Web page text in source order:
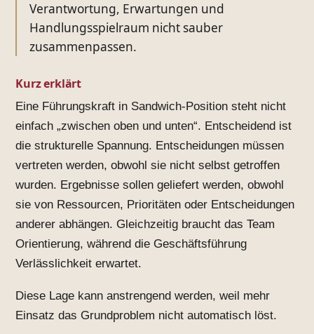
Verantwortung, Erwartungen und
Handlungsspielraum nicht sauber
zusammenpassen.
Kurz erklärt
Eine Führungskraft in Sandwich-Position steht nicht
einfach „zwischen oben und unten“. Entscheidend ist
die strukturelle Spannung. Entscheidungen müssen
vertreten werden, obwohl sie nicht selbst getroffen
wurden. Ergebnisse sollen geliefert werden, obwohl
sie von Ressourcen, Prioritäten oder Entscheidungen
anderer abhängen. Gleichzeitig braucht das Team
Orientierung, während die Geschäftsführung
Verlässlichkeit erwartet.
Diese Lage kann anstrengend werden, weil mehr
Einsatz das Grundproblem nicht automatisch löst.